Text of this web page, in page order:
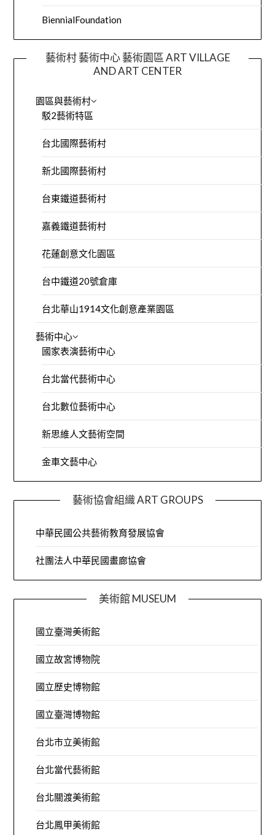
BiennialFoundation
藝術村 藝術中心 藝術園區 ART VILLAGE
AND ART CENTER
園區與藝術村
駁2藝術特區
台北國際藝術村
新北國際藝術村
台東鐵道藝術村
嘉義鐵道藝術村
花蓮創意文化園區
台中鐵道20號倉庫
台北華山1914文化創意產業園區
藝術中心
國家表演藝術中心
台北當代藝術中心
台北數位藝術中心
新思維人文藝術空間
金車文藝中心
藝術協會組織 ART GROUPS
中華民國公共藝術教育發展協會
社團法人中華民國畫廊協會
美術館 MUSEUM
國立臺灣美術館
國立故宮博物院
國立歷史博物館
國立臺灣博物館
台北市立美術館
台北當代藝術館
台北關渡美術館
台北鳳甲美術館